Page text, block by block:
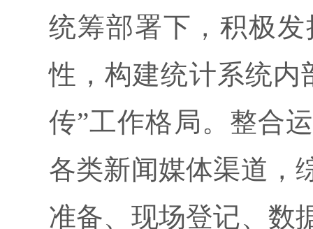
统筹部署下，积极
性，构建统计系统内
传”工作格局。整合
各类新闻媒体渠道，
准备、现场登记、数